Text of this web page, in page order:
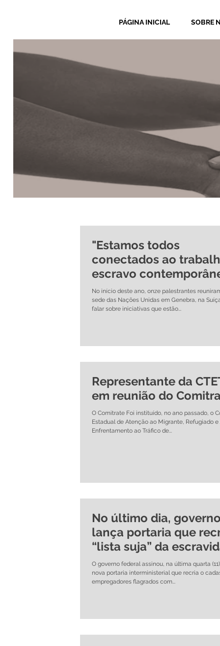
PÁGINA INICIAL SOBRE
"Estamos todos
conectados ao
escravo
diz brasileiro em
No início deste ano, onze palestrantes
sede das Nações Unidas em Genebra, na
falar sobre iniciativas que estão...
Representante da
em reunião do
O Comitrate Foi instituído, no ano passado, o
Estadual de Atenção ao Migrante, Refugiado e
Enfrentamento ao Tráfico de...
No último dia, governo
lança portaria que
“lista suja” da
O governo federal assinou, na última quarta
nova portaria interministerial que recria o
empregadores flagrados com...